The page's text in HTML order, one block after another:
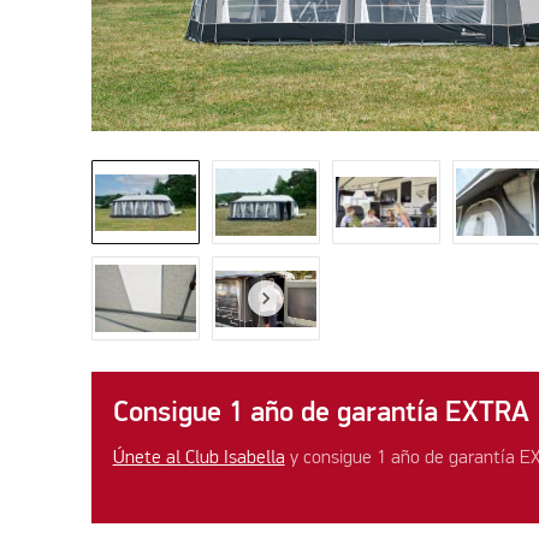
Consigue 1 año de garantía EXTRA
Únete al Club Isabella y consigue 1 año de garantía